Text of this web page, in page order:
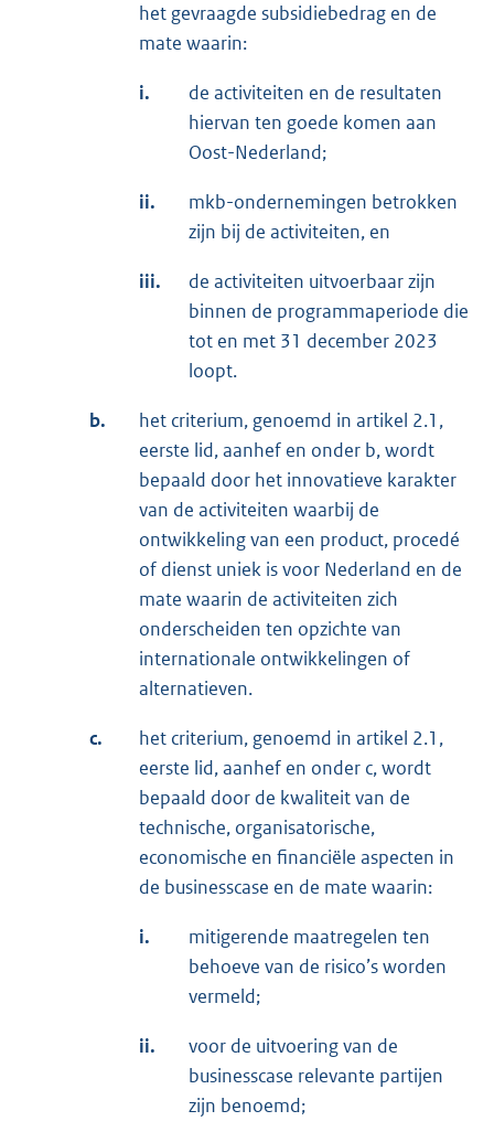
het gevraagde subsidiebedrag en de
mate waarin:
i.
de activiteiten en de resultaten
hiervan ten goede komen aan
Oost-Nederland;
ii.
mkb-ondernemingen betrokken
zijn bij de activiteiten, en
iii.
de activiteiten uitvoerbaar zijn
binnen de programmaperiode die
tot en met 31 december 2023
loopt.
b.
het criterium, genoemd in artikel 2.1,
eerste lid, aanhef en onder b, wordt
bepaald door het innovatieve karakter
van de activiteiten waarbij de
ontwikkeling van een product, procedé
of dienst uniek is voor Nederland en de
mate waarin de activiteiten zich
onderscheiden ten opzichte van
internationale ontwikkelingen of
alternatieven.
c.
het criterium, genoemd in artikel 2.1,
eerste lid, aanhef en onder c, wordt
bepaald door de kwaliteit van de
technische, organisatorische,
economische en financiële aspecten in
de businesscase en de mate waarin:
i.
mitigerende maatregelen ten
behoeve van de risico’s worden
vermeld;
ii.
voor de uitvoering van de
businesscase relevante partijen
zijn benoemd;